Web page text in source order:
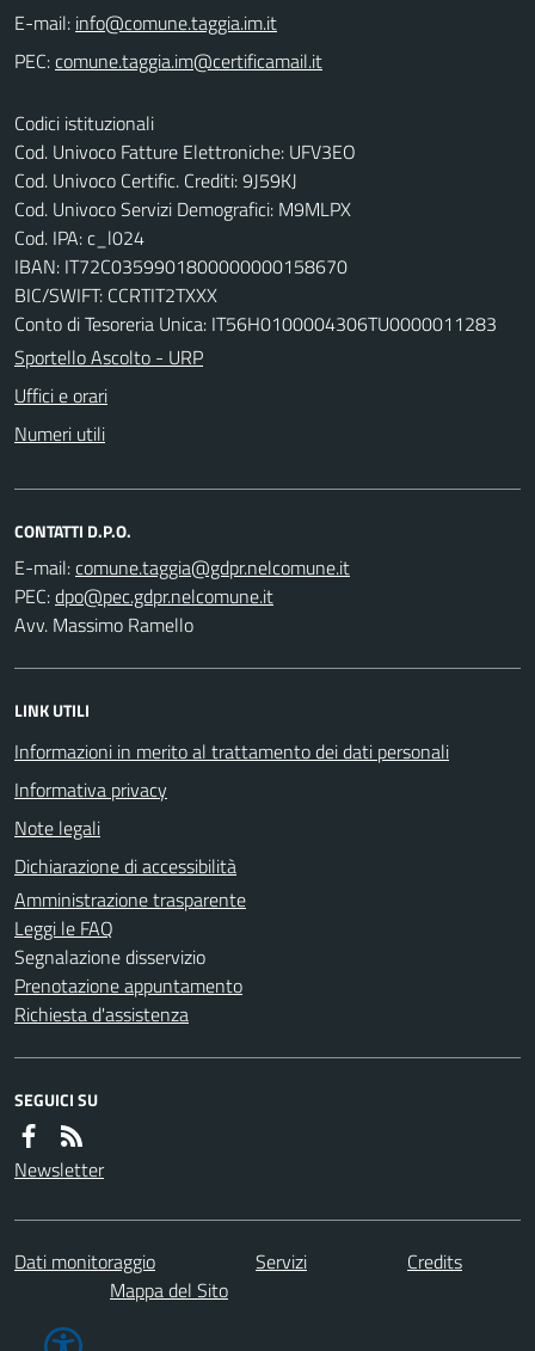
E-mail:
PEC:
Codici istituzionali
Cod. Univoco Fatture Elettroniche: UFV3EO
Cod. Univoco Certific. Crediti: 9J59KJ
Cod. Univoco Servizi Demografici: M9MLPX
Cod. IPA: c_l024
IBAN: IT72C0359901800000000158670
BIC/SWIFT: CCRTIT2TXXX
Conto di Tesoreria Unica: IT56H0100004306TU0000011283
Sportello Ascolto - URP
Uffici e orari
Numeri utili
CONTATTI D.P.O.
E-mail:
PEC:
Avv. Massimo Ramello
LINK UTILI
Informazioni in merito al trattamento dei dati personali
Informativa privacy
Note legali
Dichiarazione di accessibilità
Amministrazione trasparente
Leggi le FAQ
Segnalazione disservizio
Prenotazione appuntamento
Richiesta d'assistenza
SEGUICI SU
Newsletter
Dati monitoraggio Servizi
Credits
Mappa del Sito